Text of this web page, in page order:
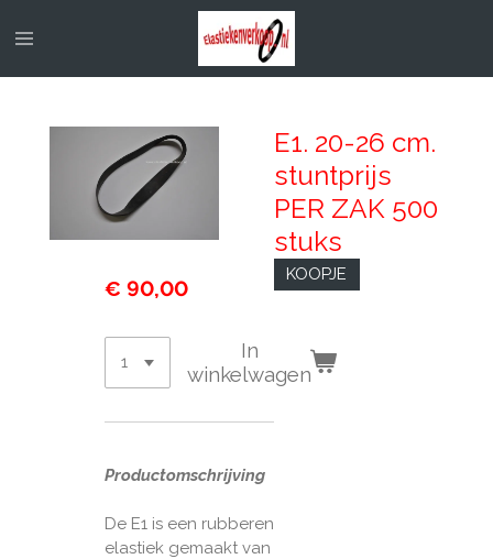
direct
E1. 20-26 cm.
stuntprijs
PER ZAK 500
stuks
KOOPJE
€ 90,00
In
winkelwagen
Productomschrijving
De E1 is een rubberen
elastiek gemaakt van